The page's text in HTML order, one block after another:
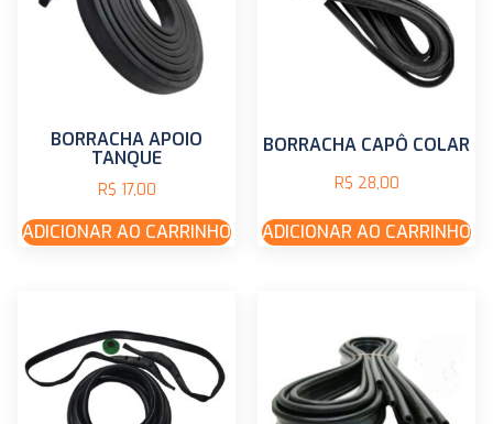
BORRACHA APOIO
TANQUE
R$ 17,00
ADICIONAR AO CARRINHO
BORRACHA CAPÔ COLAR
R$ 28,00
ADICIONAR AO CARRINHO